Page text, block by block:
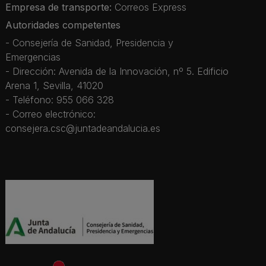
Empresa de transporte: Correos Express
Autoridades competentes
- Consejería de Sanidad, Presidencia y
Emergencias
- Dirección: Avenida de la Innovación, nº 5. Edificio
Arena 1, Sevilla, 41020
- Teléfono: 955 066 328
- Correo electrónico:
consejera.csc@juntadeandalucia.es